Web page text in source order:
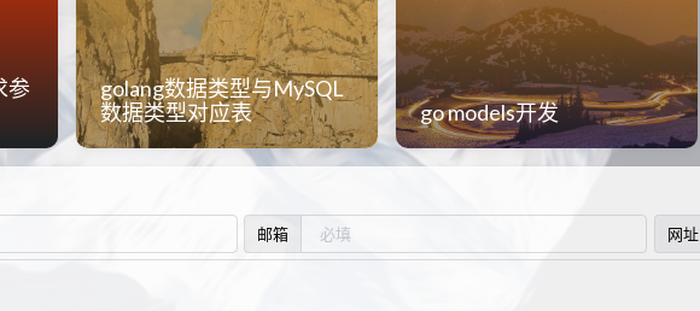
参
golang数据类型与MySQL
数据类型对应表
go models开发
邮箱 网址